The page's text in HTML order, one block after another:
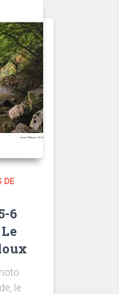
DE
6
le